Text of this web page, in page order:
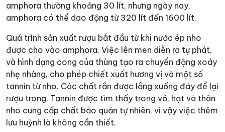
amphora thường khoảng 30 lít, nhưng ngày nay,
amphora có thể dao động từ 320 lít đến 1600 lít.
Quá trình sản xuất rượu bắt đầu từ khi nước ép nho
được cho vào amphora. Việc lên men diễn ra tự phát,
và hình dạng cong của thùng tạo ra chuyển động xoáy
nhẹ nhàng, cho phép chiết xuất hương vị và một số
tannin từ nho. Các chất rắn được lắng xuống đáy để lại
rượu trong. Tannin được tìm thấy trong vỏ, hạt và thân
nho cung cấp chất bảo quản tự nhiên, vì vậy việc thêm
lưu huỳnh là không cần thiết.